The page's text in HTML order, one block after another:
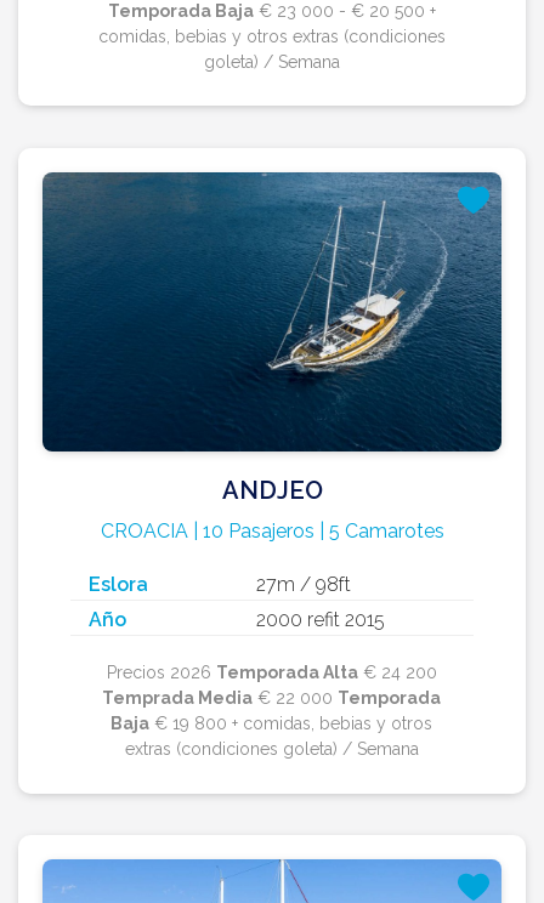
Temporada Baja€ 23 000 - € 20 500 +
comidas, bebias y otros extras (condiciones
goleta) / Semana
ANDJEO
CROACIA | 10 Pasajeros | 5 Camarotes
Eslora
27m / 98ft
Año
2000 refit 2015
Precios 2026 Temporada Alta€ 24 200
Temprada Media € 22 000 Temporada
Baja € 19 800 + comidas, bebias y otros
extras (condiciones goleta) / Semana